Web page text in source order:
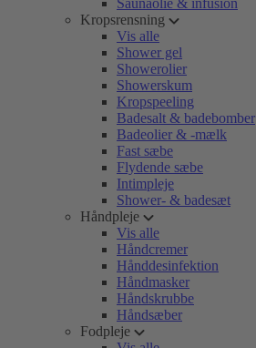
Saunaolie & infusion
Kropsrensning
Vis alle
Shower gel
Showerolier
Showerskum
Kropspeeling
Badesalt & badebomber
Badeolier & -mælk
Fast sæbe
Flydende sæbe
Intimpleje
Shower- & badesæt
Håndpleje
Vis alle
Håndcremer
Hånddesinfektion
Håndmasker
Håndskrubbe
Håndsæber
Fodpleje